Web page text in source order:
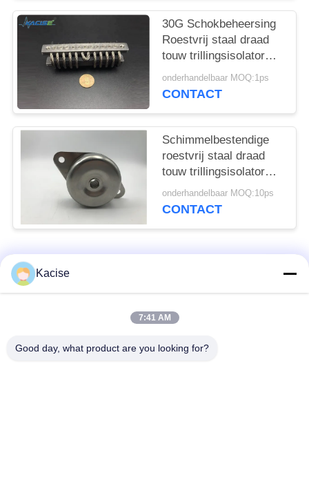
30G Schokbeheersing
Roestvrij staal draad
touw trillingsisolator
voor industriële
machines
onderhandelbaar MOQ:1ps
CONTACT
Schimmelbestendige
roestvrij staal draad
touw trillingsisolator
met twee veren voor
een brede
onderhandelbaar MOQ:10ps
CONTACT
populaire categorieën
Precieze druksensor
Kacise
7:41 AM
Good day, what product are you looking for?